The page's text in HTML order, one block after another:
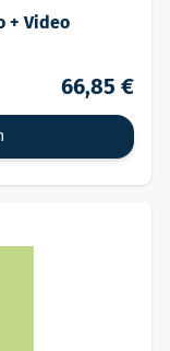
+ Video
66,85 €